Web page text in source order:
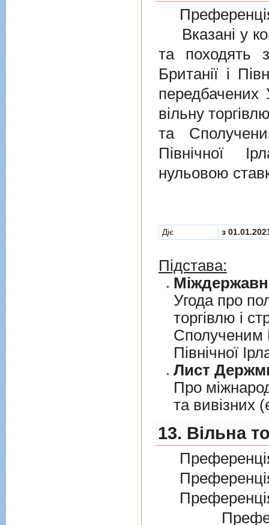
Вказані у
та походять
Британії і
передбачених
вільну
та
Північної
нульовою
Діє з
Підстава:
Угода про
торгiвлю i
Сполученим
Пiвнiчної
Лист
Про
та вивiзних
13. Вільна